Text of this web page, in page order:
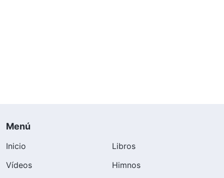
Menú
Inicio
Libros
Vídeos
Himnos